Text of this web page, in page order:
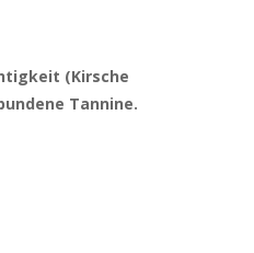
(Kirsche
Tannine.